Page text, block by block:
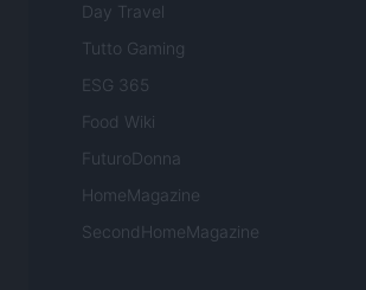
Day Travel
Tutto Gaming
ESG 365
Food Wiki
FuturoDonna
HomeMagazine
SecondHomeMagazine